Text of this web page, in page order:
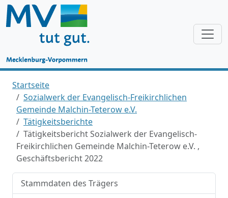
Startseite
Sozialwerk der Evangelisch-Freikirchlichen
Gemeinde Malchin-Teterow e.V.
Tätigkeitsberichte
Tätigkeitsbericht Sozialwerk der Evangelisch-
Freikirchlichen Gemeinde Malchin-Teterow e.V. ,
Geschäftsbericht 2022
Stammdaten des Trägers